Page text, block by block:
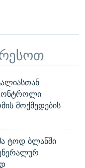
მოქმედების
ტოდ ბლანში